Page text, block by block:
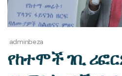
adminbeza
የከተሞች ገቢ